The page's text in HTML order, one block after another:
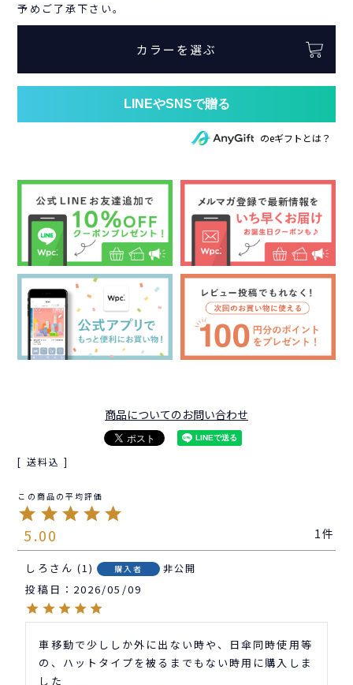
予めご了承下さい。
カラーを選ぶ
のeギフトとは？
商品についてのお問い合わせ
送料込
5.00 1
しろ 1 購入者 非公開
投稿日 2026/05/09
車移動で少ししか外に出ない時や、日傘同時使用等
の、ハットタイプを被るまでもない時用に購入しま
した